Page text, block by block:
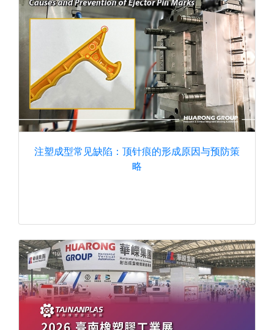
注塑成型常见缺陷：顶针痕的形成原因与预防策
略